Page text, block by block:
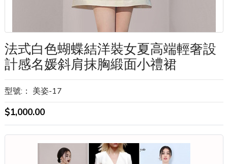
法式白色蝴蝶結洋裝女夏高端輕奢設
計感名媛斜肩抹胸緞面小禮裙
型號:： 美姿-17
$1,000.00